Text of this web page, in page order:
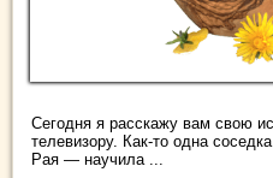
Сегодня я расскажу вам свою
телевизору. Как-то одна
Рая — научила ...